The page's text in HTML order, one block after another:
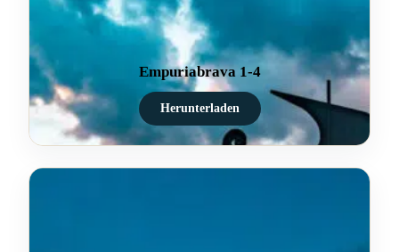
Empuriabrava 1-4
Herunterladen